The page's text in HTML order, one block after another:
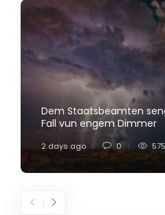
Dem Staatsbeamten
Fall vun engem Dimmer
2 days ago 0 575